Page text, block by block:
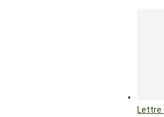
Lettre